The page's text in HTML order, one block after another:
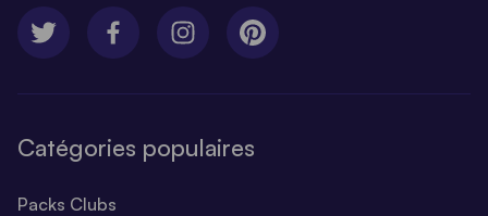
Catégories populaires
Packs Clubs